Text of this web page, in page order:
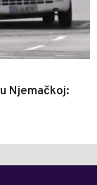
Njemačkoj: